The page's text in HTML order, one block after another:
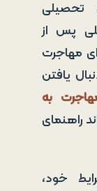
تحصیلی
پس از
مهاجرت
یافتن
به
راهنمای
خود،